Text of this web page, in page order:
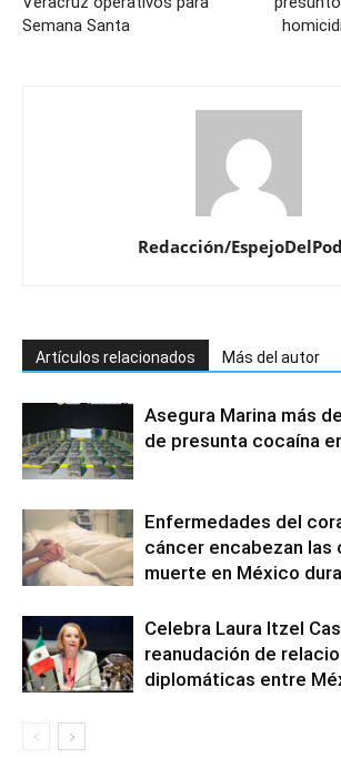
Semana Santa
Redacción/
Artículos relacionados Más del autor
Asegura Marina más
de presunta cocaína
Enfermedades del
cáncer encabezan las
muerte en México
Celebra Laura Itzel
reanudación de
diplomáticas entre